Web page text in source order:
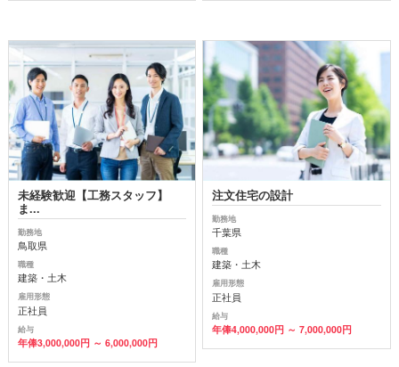
未経験歓迎【工務スタッフ】
ま...
勤務地
鳥取県
職種
建築・土木
雇用形態
正社員
給与
年俸3,000,000円 ～ 6,000,000円
注文住宅の設計
勤務地
千葉県
職種
建築・土木
雇用形態
正社員
給与
年俸4,000,000円 ～ 7,000,000円